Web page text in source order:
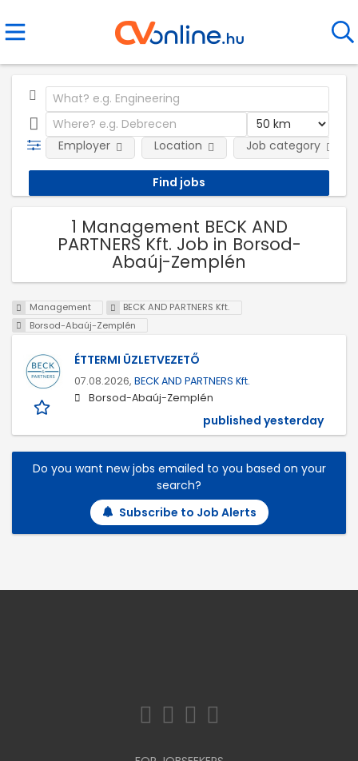
Employer Location Job category
1 Management BECK AND
PARTNERS Kft. Job in Borsod-
Abaúj-Zemplén
Management
BECK AND PARTNERS Kft.
Borsod-Abaúj-Zemplén
ÉTTERMI ÜZLETVEZETŐ
07.08.2026, BECK AND PARTNERS Kft.
Borsod-Abaúj-Zemplén
published yesterday
Do you want new jobs emailed to you based on your
search?
Subscribe to Job Alerts